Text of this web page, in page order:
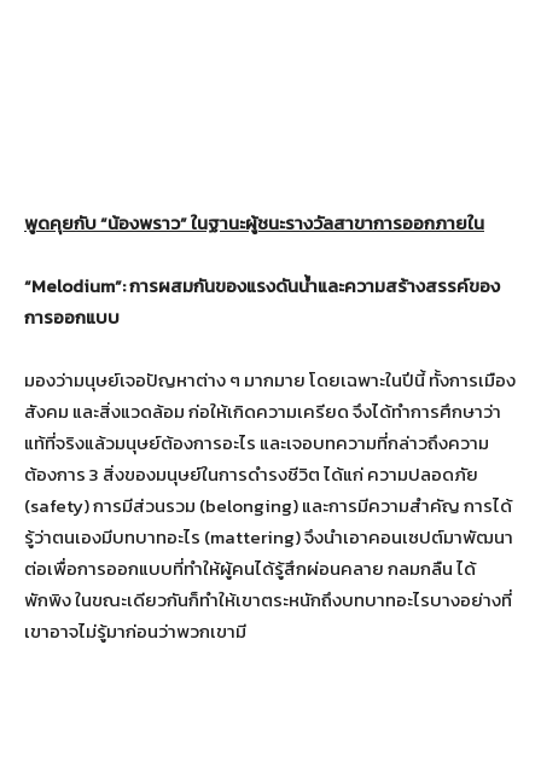
พูดคุยกับ “น้องพราว” ในฐานะผู้ชนะรางวัลสาขาการออกภายใน
“Melodium”:การผสมกันของแรงดันน้ำและความสร้างสรรค์ของ
การออกแบบ
มองว่ามนุษย์เจอปัญหาต่าง ๆ มากมาย โดยเฉพาะในปีนี้ ทั้งการเมือง
สังคม และสิ่งแวดล้อม ก่อให้เกิดความเครียด จึงได้ทำการศึกษาว่า
แท้ที่จริงแล้วมนุษย์ต้องการอะไร และเจอบทความที่กล่าวถึงความ
ต้องการ 3 สิ่งของมนุษย์ในการดำรงชีวิต ได้แก่ ความปลอดภัย
(safety) การมีส่วนรวม (belonging) และการมีความสำคัญ การได้
รู้ว่าตนเองมีบทบาทอะไร (mattering) จึงนำเอาคอนเซปต์มาพัฒนา
ต่อเพื่อการออกแบบที่ทำให้ผู้คนได้รู้สึกผ่อนคลาย กลมกลืน ได้
พักพิง ในขณะเดียวกันก็ทำให้เขาตระหนักถึงบทบาทอะไรบางอย่างที่
เขาอาจไม่รู้มาก่อนว่าพวกเขามี